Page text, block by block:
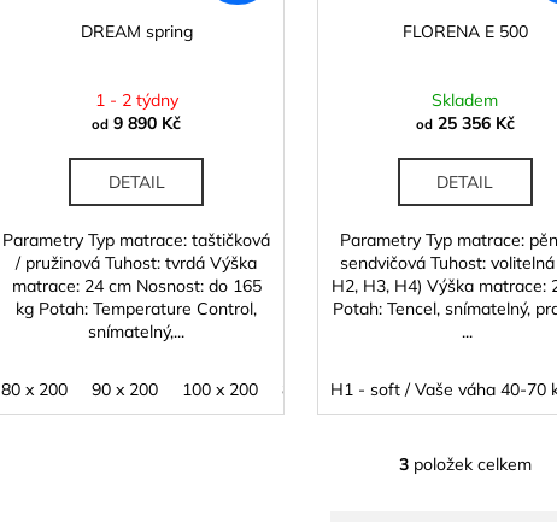
DREAM spring
1 - 2 týdny
od 9 890 Kč
DETAIL
Parametry Typ matrace: taštičková
/ pružinová Tuhost: tvrdá Výška
matrace: 24 cm Nosnost: do 165
kg Potah: Temperature Control,
snímatelný,...
80 x 200 90 x 200 100 x 200 80 x 210 90 x 210 100 x 210
FLORENA E 500
Skladem
od25 356 Kč
DETAIL
Parametry Typ matrace:
sendvičová Tuhost:
H2, H3, H4) Výška matrace:
Potah: Tencel, snímatelný,
...
H1 - soft / Vaše váha 40-70
O
3 položek celkem